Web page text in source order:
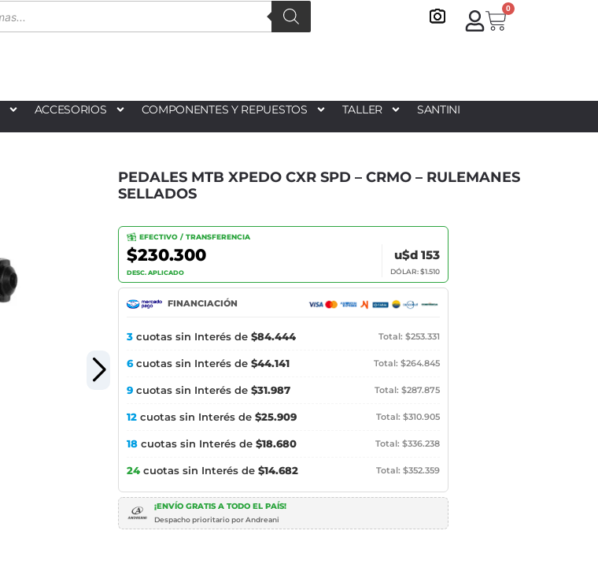
0
ACCESORIOS COMPONENTES Y REPUESTOS TALLER SANTINI
PEDALES MTB XPEDO CXR SPD – CRMO – RULEMANES
SELLADOS
EFECTIVO / TRANSFERENCIA
$230.300
DESC. APLICADO
u$d 153
DÓLAR: $1.510
FINANCIACIÓN
3 cuotas sin Interés de $84.444 Total: $253.331
6cuotas sin Interés de $44.141 Total: $264.845
9 cuotas sin Interés de $31.987 Total: $287.875
12 cuotas sin Interés de $25.909 Total: $310.905
18 cuotas sin Interés de $18.680 Total: $336.238
24 cuotas sin Interés de $14.682 Total: $352.359
¡ENVÍO GRATIS A TODO EL PAÍS!
Despacho prioritario por Andreani